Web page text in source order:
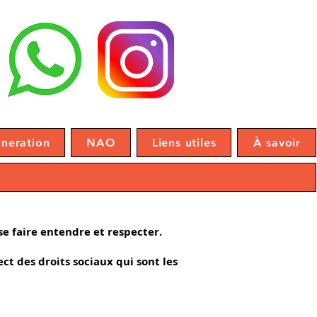
NAO Liens utiles À savoir
faire entendre et respecter.
des droits sociaux qui sont les